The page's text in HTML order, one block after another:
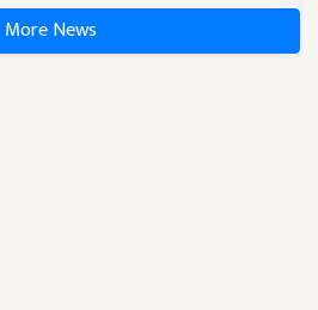
More News